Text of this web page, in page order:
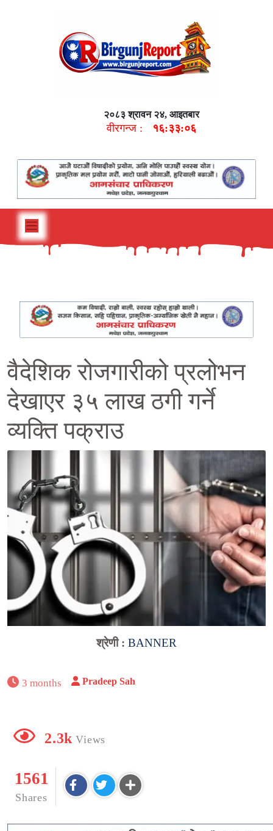
२०८३ श्रावन २४, आइतबार
वीरगन्ज : १६:३३:०७
वैदेशिक रोजगारीको प्रलोभन
देखाएर ३५ लाख ठगी गर्ने
व्यक्ति पक्राउ
श्रेणी : BANNER
3 months Pradeep Sah
2.3k Views
1561
Shares